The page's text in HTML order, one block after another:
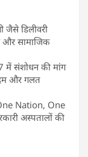
जैसे डिलीवरी
और सामाजिक
में संशोधन की मांग
और गलत
Nation, One
अस्पतालों की